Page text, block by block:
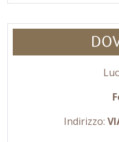
Indirizzo: